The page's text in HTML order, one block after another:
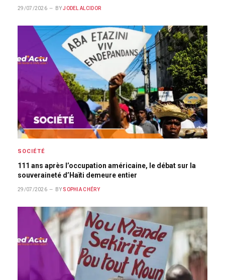
29/07/2026 BY JODEL ALCIDOR
SOCIÉTÉ
111 ans après l’occupation américaine, le débat sur la
souveraineté d’Haïti demeure entier
29/07/2026 BY SOPHIA CHÉRY